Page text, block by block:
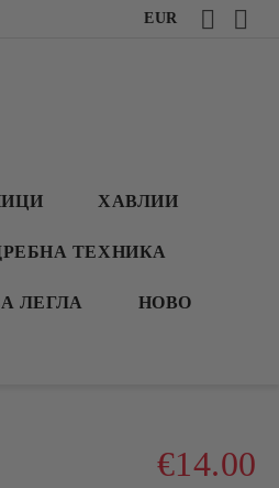
EUR
ХАВЛИИ
ТЕХНИКА
ЛЕГЛА НОВО
€14.00